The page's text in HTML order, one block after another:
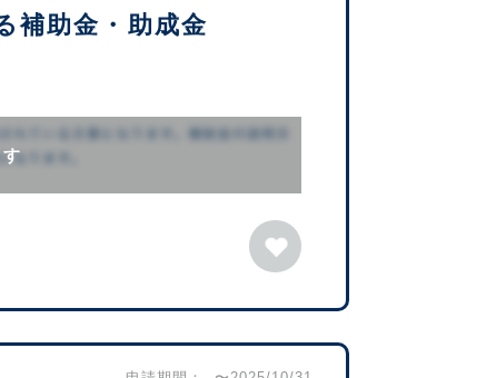
補助金・助成金
す